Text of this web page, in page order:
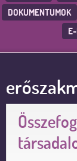
DOKUMENTUMOK